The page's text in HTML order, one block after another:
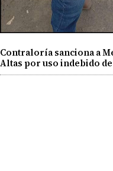
Contraloría sanciona a
Altas por uso indebido